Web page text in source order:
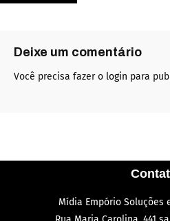
Deixe um comentário
Você precisa fazer o login para
Mídia Empório Soluções